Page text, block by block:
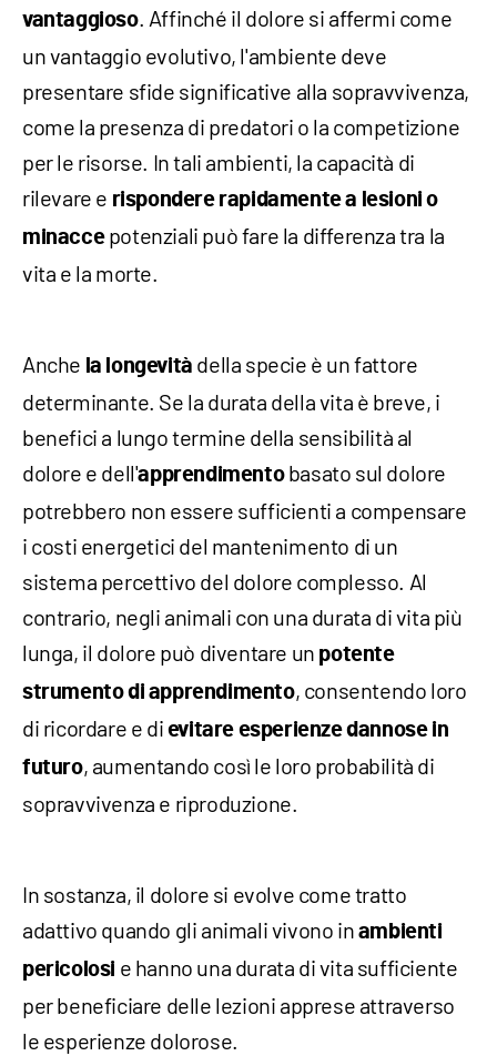
vantaggioso. Affinché il dolore si affermi come
un vantaggio evolutivo, l'ambiente deve
presentare sfide significative alla sopravvivenza,
come la presenza di predatori o la competizione
per le risorse. In tali ambienti, la capacità di
rilevare e rispondere rapidamente a lesioni o
minaccepotenziali può fare la differenza tra la
vita e la morte.
Anche la longevità della specie è un fattore
determinante. Se la durata della vita è breve, i
benefici a lungo termine della sensibilità al
dolore e dell'apprendimentobasato sul dolore
potrebbero non essere sufficienti a compensare
i costi energetici del mantenimento di un
sistema percettivo del dolore complesso. Al
contrario, negli animali con una durata di vita più
lunga, il dolore può diventare un potente
strumento di apprendimento, consentendo loro
di ricordare e di evitare esperienze dannose in
futuro, aumentando così le loro probabilità di
sopravvivenza e riproduzione.
In sostanza, il dolore si evolve come tratto
adattivo quando gli animali vivono in ambienti
pericolosi e hanno una durata di vita sufficiente
per beneficiare delle lezioni apprese attraverso
le esperienze dolorose.